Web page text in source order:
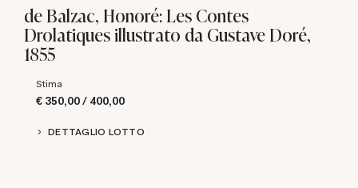
de Balzac, Honoré: Les Contes
Drolatiques illustrato da Gustave Doré,
1855
Stima
€ 350,00 / 400,00
DETTAGLIO LOTTO